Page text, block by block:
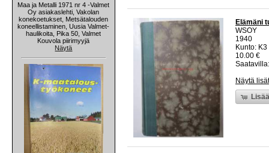
Maa ja Metalli 1971 nr 4 -Valmet
Oy asiakaslehti, Vakolan
konekoetukset, Metsätalouden
koneellistaminen, Uusia Valmet-
haulikoita, Pika 50, Valmet
Kouvola piirimyyjä
Näytä
Elämäni
WSOY
1940
Kunto:
10.00 €
Näytä